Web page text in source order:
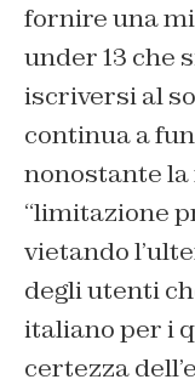
fornire una
under 13 che
iscriversi al
continua a
nonostante
“limitazione
vietando
degli utenti
italiano per i
certezza